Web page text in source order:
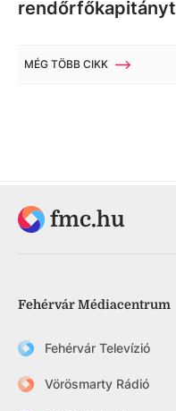
rendőrfőkapitányt
MÉG TÖBB CIKK
fmc.hu
Fehérvár Médiacentrum
Fehérvár Televízió
Vörösmarty Rádió